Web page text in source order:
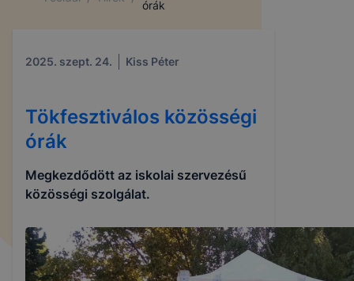
órák
2025. szept. 24. Kiss Péter
Tökfesztiválos közösségi
órák
Megkezdődött az iskolai szervezésű
közösségi szolgálat.